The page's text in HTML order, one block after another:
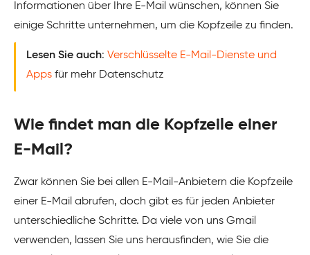
Informationen über Ihre E-Mail wünschen, können Sie
einige Schritte unternehmen, um die Kopfzeile zu finden.
Lesen Sie auch: Verschlüsselte E-Mail-Dienste und
Apps für mehr Datenschutz
Wie findet man die Kopfzeile einer
E-Mail?
Zwar können Sie bei allen E-Mail-Anbietern die Kopfzeile
einer E-Mail abrufen, doch gibt es für jeden Anbieter
unterschiedliche Schritte. Da viele von uns Gmail
verwenden, lassen Sie uns herausfinden, wie Sie die